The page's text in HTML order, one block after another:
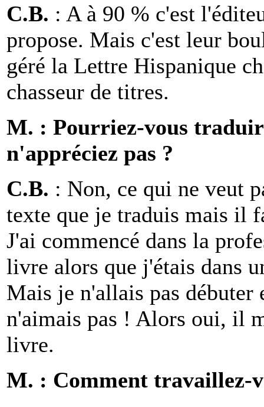
C.B. : A à 90 % c'est
propose. Mais c'est leur
géré la Lettre Hispanique
chasseur de titres.
M. : Pourriez-vous
n'appréciez pas ?
C.B. : Non, ce qui ne veut
texte que je traduis mais il
J'ai commencé dans la
livre alors que j'étais dans
Mais je n'allais pas débuter
n'aimais pas ! Alors oui, il
livre.
M. : Comment travaillez-